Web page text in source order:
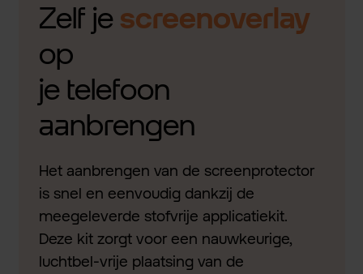
Zelf je screenoverlay
op
je telefoon
aanbrengen
Het aanbrengen van de screenprotector
is snel en eenvoudig dankzij de
meegeleverde stofvrije applicatiekit.
Deze kit zorgt voor een nauwkeurige,
luchtbel-vrije plaatsing van de